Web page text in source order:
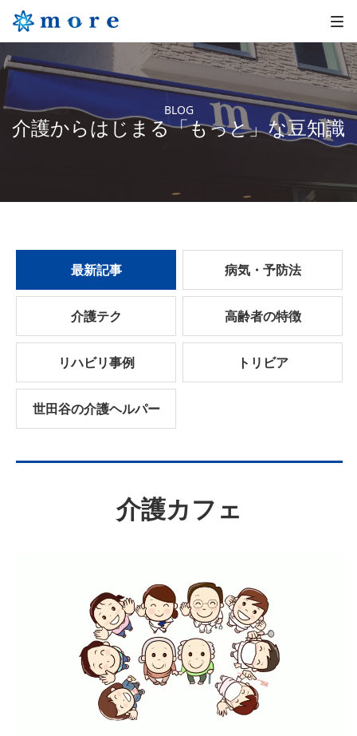
BLOG
介護からはじまる「もっと」な豆知識
最新記事 病気・予防法
介護テク 高齢者の特徴
リハビリ事例 トリビア
世田谷の介護ヘルパー
介護カフェ